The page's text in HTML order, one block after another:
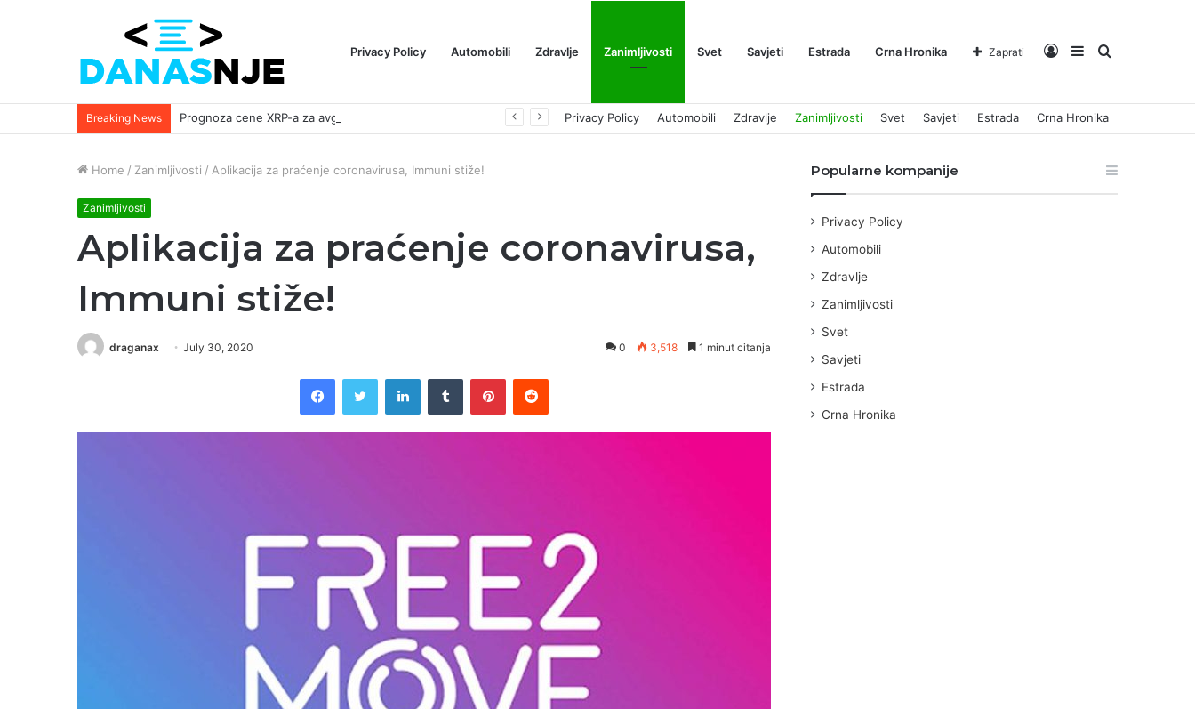
Privacy Policy Automobili Zdravlje Zanimljivosti Svet Savjeti Estrada Crna Hronika Pretraga
Sidebar
Log
Zaprati
Breaking News Privacy Policy Automobili Zdravlje Zanimljivosti Svet Savjeti Estrada Crna Hronika
Home / Zanimljivosti / Aplikacija za praćenje coronavirusa, Immuni stiže!
Zanimljivosti
Aplikacija za praćenje coronavirusa,
Immuni stiže!
draganax July 30, 2020 0 3,518 1 minut citanja
FacebookTwitter LinkedInTumblr PinterestReddit
Popularne kompanije
Privacy Policy
Automobili
Zdravlje
Zanimljivosti
Svet
Savjeti
Estrada
Crna Hronika